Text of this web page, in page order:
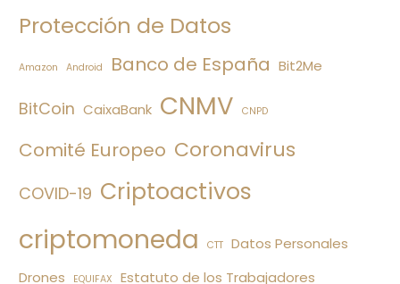
Protección de Datos
Amazon Android Banco de España Bit2Me
BitCoin CaixaBank CNMV CNPD
Comité Europeo Coronavirus
COVID-19 Criptoactivos
criptomoneda CTT
Datos Personales
Drones
EQUIFAX Estatuto de los Trabajadores